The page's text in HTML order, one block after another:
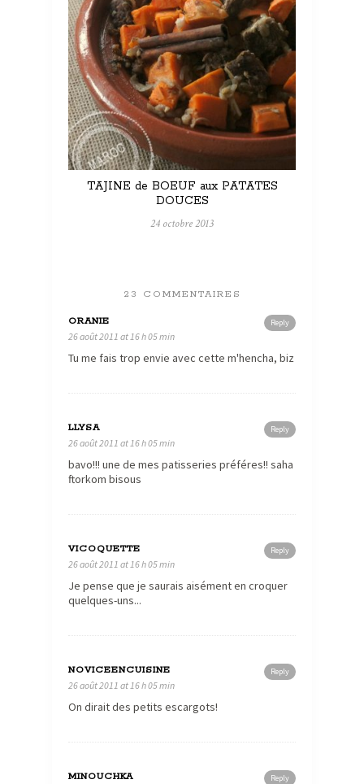
TAJINE de BOEUF aux PATATES
DOUCES
24 octobre 2013
23 COMMENTAIRES
Reply
ORANIE
26 août 2011 at 16 h 05 min
Tu me fais trop envie avec cette m'hencha, biz
Reply
LLYSA
26 août 2011 at 16 h 05 min
bavo!!! une de mes patisseries préféres!! saha
ftorkom bisous
Reply
VICOQUETTE
26 août 2011 at 16 h 05 min
Je pense que je saurais aisément en croquer
quelques-uns...
Reply
NOVICEENCUISINE
26 août 2011 at 16 h 05 min
On dirait des petits escargots!
Reply
MINOUCHKA